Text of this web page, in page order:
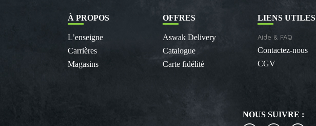
À PROPOS
L’enseigne
Carrières
Magasins
OFFRES
Aswak Delivery
Catalogue
Carte fidélité
LIENS UTILES
Aide & FAQ
Contactez-nous
CGV
NOUS SUIVRE :